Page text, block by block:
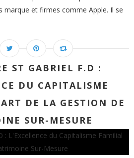
marque et firmes comme Apple. Il se
ST GABRIEL F.D :
DU CAPITALISME
DE LA GESTION DE
SUR-MESURE